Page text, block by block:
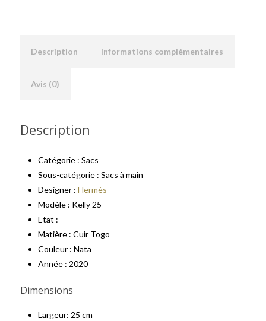
Description Informations complémentaires
Avis (0)
Description
Catégorie : Sacs
Sous-catégorie : Sacs à main
Designer : Hermès
Modèle : Kelly 25
Etat :
Matière : Cuir Togo
Couleur : Nata
Année : 2020
Dimensions
Largeur: 25 cm